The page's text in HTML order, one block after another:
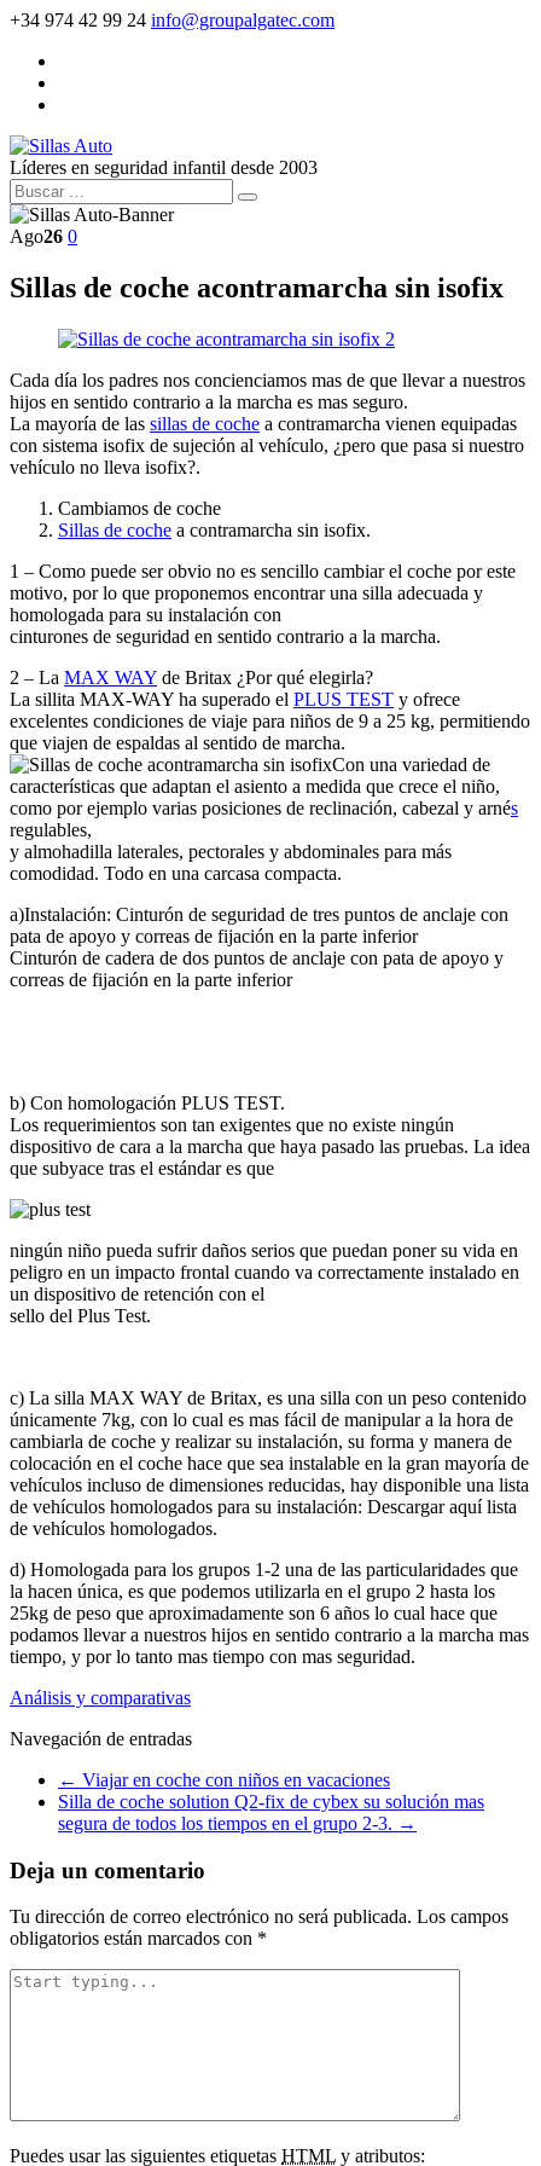
+34 974 42 99 24 info@groupalgatec.com
Líderes en seguridad infantil desde 2003
Ago26 0
Sillas de coche acontramarcha sin isofix
Cada día los padres nos concienciamos mas de que llevar a nuestros
hijos en sentido contrario a la marcha es mas seguro.
La mayoría de las sillas de coche a contramarcha vienen equipadas
con sistema isofix de sujeción al vehículo, ¿pero que pasa si nuestro
vehículo no lleva isofix?.
Cambiamos de coche
Sillas de coche a contramarcha sin isofix.
1 – Como puede ser obvio no es sencillo cambiar el coche por este
motivo, por lo que proponemos encontrar una silla adecuada y
homologada para su instalación con
cinturones de seguridad en sentido contrario a la marcha.
2 – La MAX WAY de Britax ¿Por qué elegirla?
La sillita MAX-WAY ha superado el PLUS TEST y ofrece
excelentes condiciones de viaje para niños de 9 a 25 kg, permitiendo
que viajen de espaldas al sentido de marcha.
Con una variedad de
características que adaptan el asiento a medida que crece el niño,
como por ejemplo varias posiciones de reclinación, cabezal y arnés
regulables,
y almohadilla laterales, pectorales y abdominales para más
comodidad. Todo en una carcasa compacta.
a)Instalación: Cinturón de seguridad de tres puntos de anclaje con
pata de apoyo y correas de fijación en la parte inferior
Cinturón de cadera de dos puntos de anclaje con pata de apoyo y
correas de fijación en la parte inferior
b) Con homologación PLUS TEST.
Los requerimientos son tan exigentes que no existe ningún
dispositivo de cara a la marcha que haya pasado las pruebas. La idea
que subyace tras el estándar es que
ningún niño pueda sufrir daños serios que puedan poner su vida en
peligro en un impacto frontal cuando va correctamente instalado en
un dispositivo de retención con el
sello del Plus Test.
c) La silla MAX WAY de Britax, es una silla con un peso contenido
únicamente 7kg, con lo cual es mas fácil de manipular a la hora de
cambiarla de coche y realizar su instalación, su forma y manera de
colocación en el coche hace que sea instalable en la gran mayoría de
vehículos incluso de dimensiones reducidas, hay disponible una lista
de vehículos homologados para su instalación: Descargar aquí lista
de vehículos homologados.
d) Homologada para los grupos 1-2 una de las particularidades que
la hacen única, es que podemos utilizarla en el grupo 2 hasta los
25kg de peso que aproximadamente son 6 años lo cual hace que
podamos llevar a nuestros hijos en sentido contrario a la marcha mas
tiempo, y por lo tanto mas tiempo con mas seguridad.
Análisis y comparativas
Navegación de entradas
← Viajar en coche con niños en vacaciones
Silla de coche solution Q2-fix de cybex su solución mas
segura de todos los tiempos en el grupo 2-3. →
Deja un comentario
Tu dirección de correo electrónico no será publicada. Los campos
obligatorios están marcados con *
Puedes usar las siguientes etiquetas HTML y atributos: